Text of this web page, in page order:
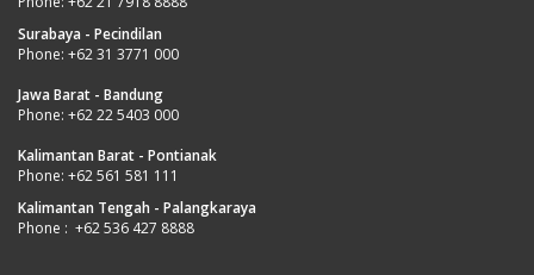
Surabaya - Pecindilan
Phone: +62 31 3771 000
Jawa Barat - Bandung
Phone: +62 22 5403 000
Kalimantan Barat - Pontianak
Phone: +62 561 581 111
Kalimantan Tengah - Palangkaraya
Phone : +62 536 427 8888